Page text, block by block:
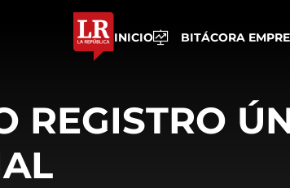
INICIO BITÁCORA
REGISTRO